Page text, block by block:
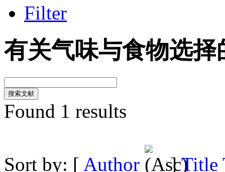
Filter
有关气味与食物选择
Found 1 results
Sort by: [ Author ]Title